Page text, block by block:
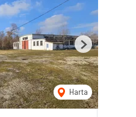
Harta
Next